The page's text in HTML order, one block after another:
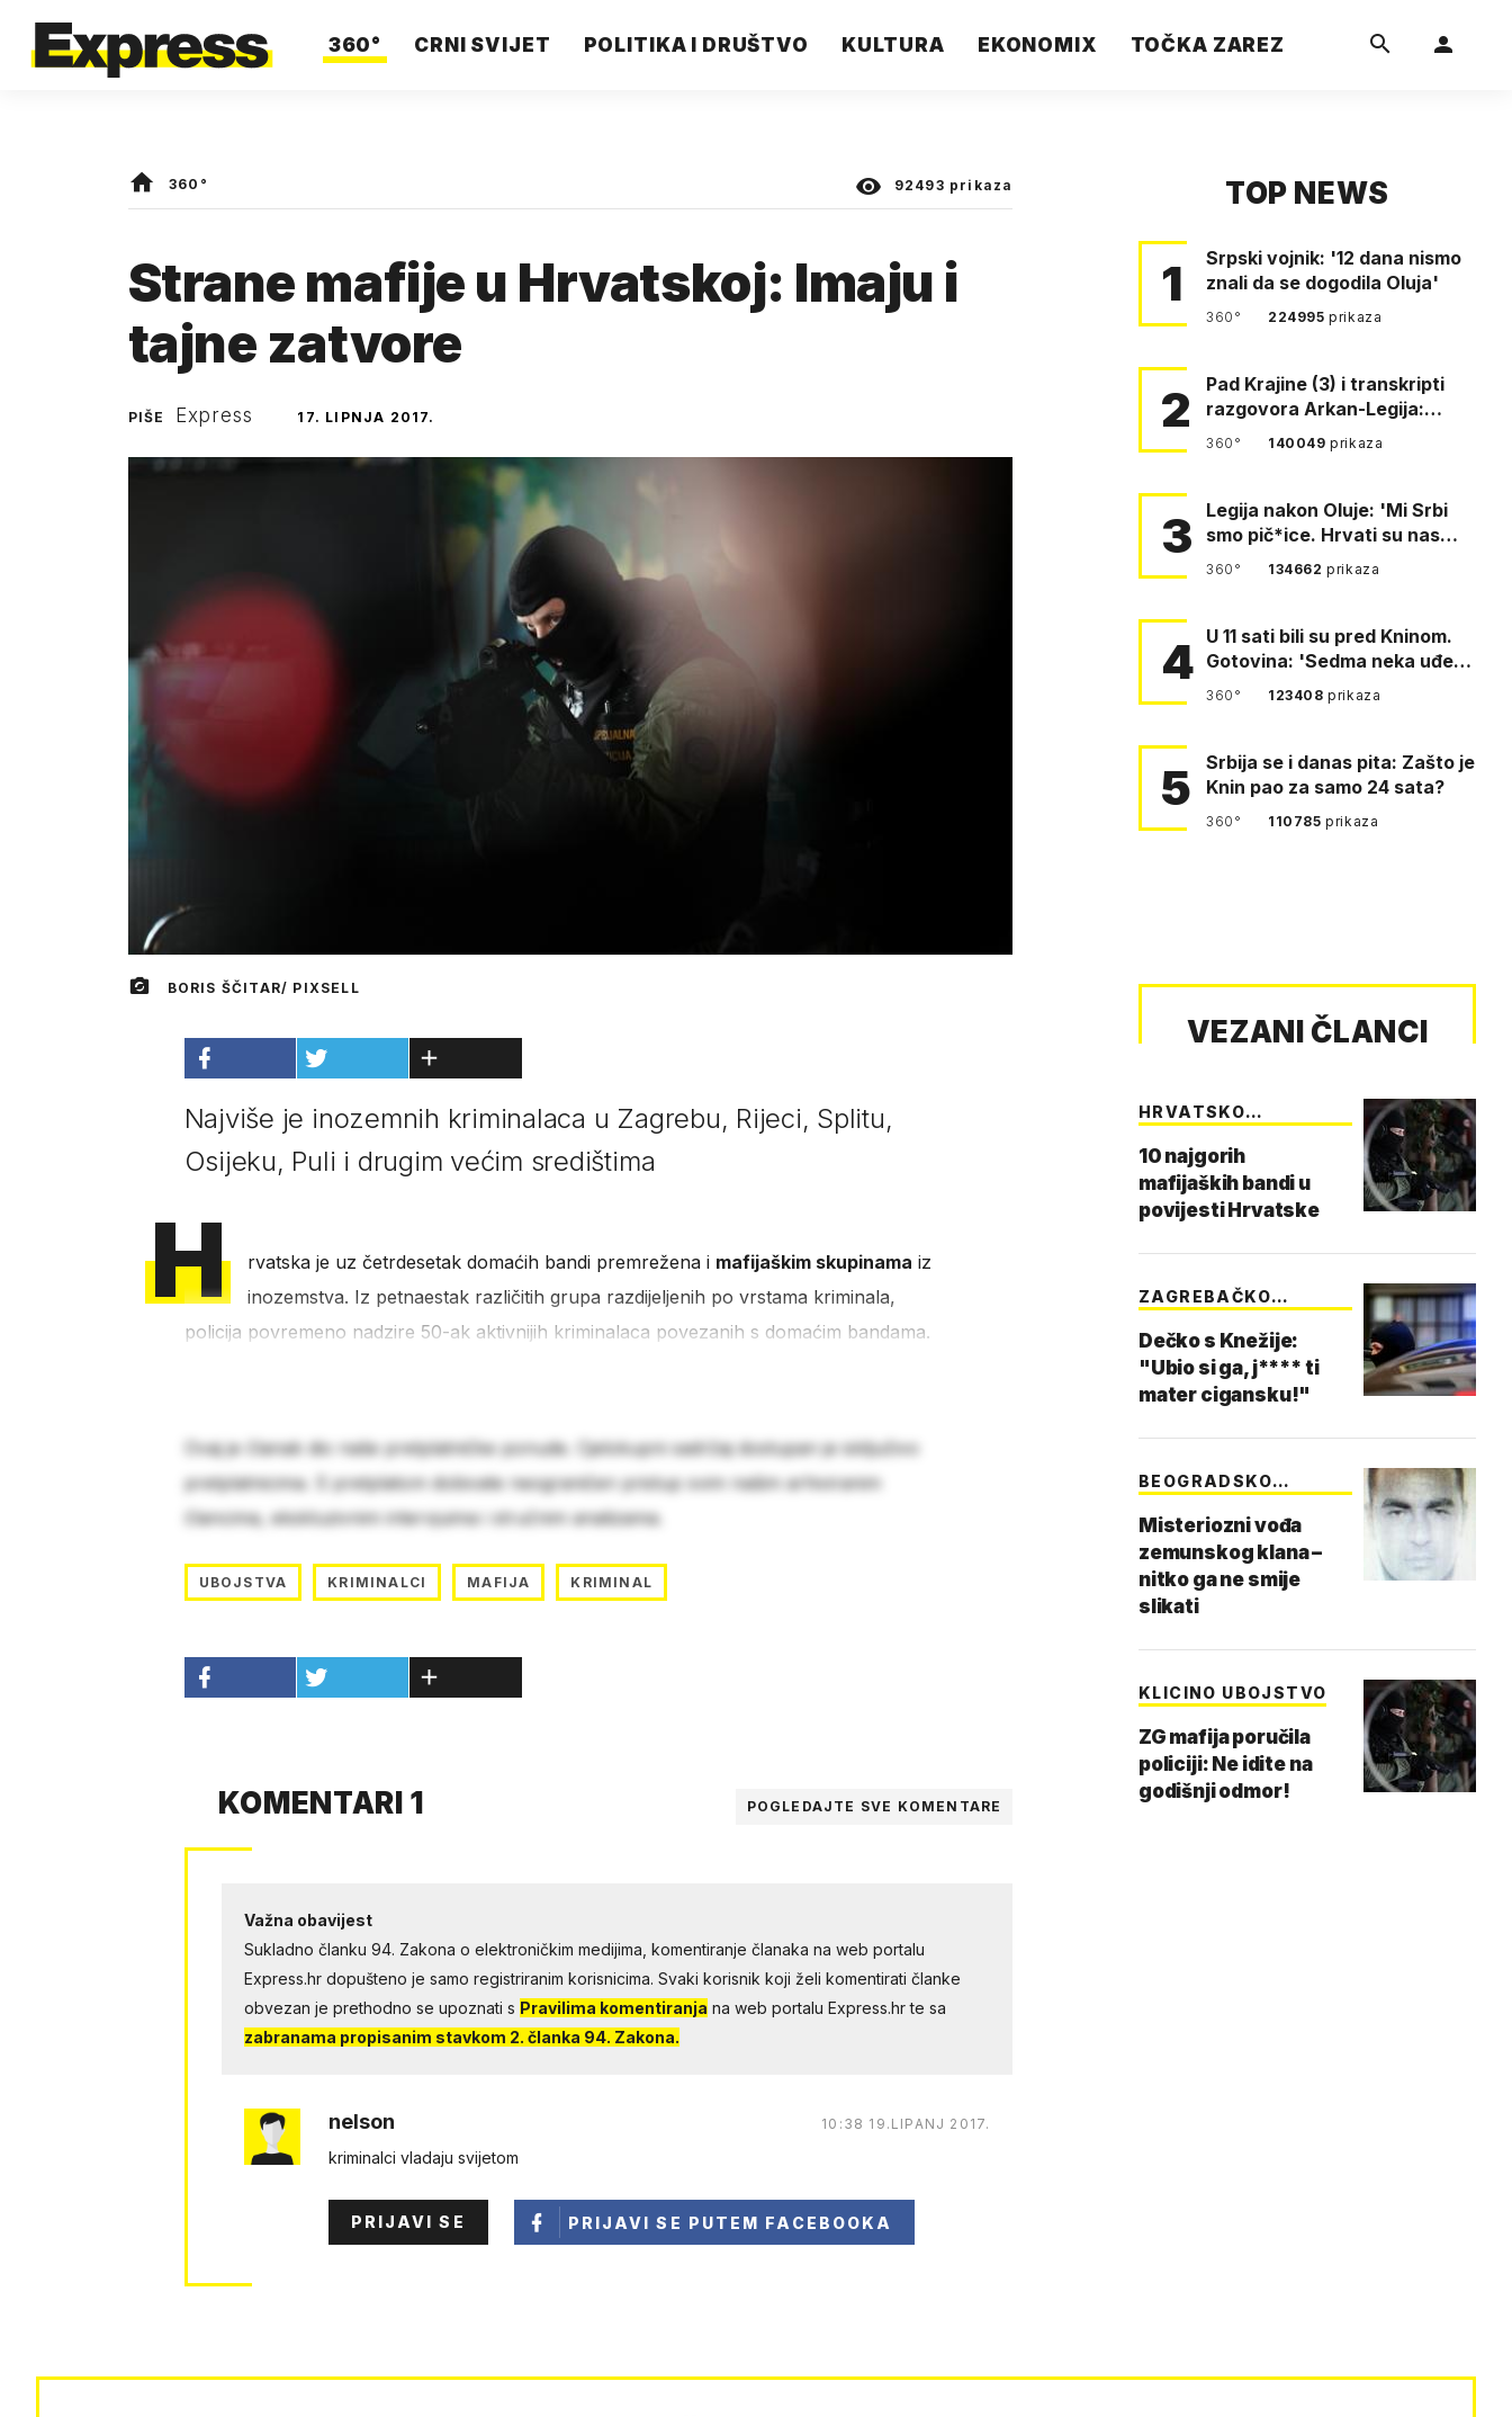
360° CRNI SVIJET POLITIKA I DRUŠTVO KULTURA EKONOMIX TOČKA ZAREZ
360° 92493 prikaza
Strane mafije u Hrvatskoj: Imaju i
tajne zatvore
PIŠE Express 17. LIPNJA 2017.
BORIS ŠČITAR/ PIXSELL
Najviše je inozemnih kriminalaca u Zagrebu, Rijeci, Splitu,
Osijeku, Puli i drugim većim središtima
H rvatska je uz četrdesetak domaćih bandi premrežena i mafijaškim skupinama iz
inozemstva. Iz petnaestak različitih grupa razdijeljenih po vrstama kriminala,
policija povremeno nadzire 50-ak aktivnijih kriminalaca povezanih s domaćim bandama.
Ovaj je članak dio naše pretplatničke ponude. Cjelokupni sadržaj dostupan je isključivo
pretplatnicima. S pretplatom dobivate neograničen pristup svim našim arhiviranim
člancima, ekskluzivnim intervjuima i stručnim analizama.
UBOJSTVA KRIMINALCI MAFIJA KRIMINAL
KOMENTARI 1 POGLEDAJTE SVE KOMENTARE
Važna obavijest
Sukladno članku 94. Zakona o elektroničkim medijima, komentiranje članaka na web portalu
Express.hr dopušteno je samo registriranim korisnicima. Svaki korisnik koji želi komentirati članke
obvezan je prethodno se upoznati s Pravilima komentiranja na web portalu Express.hr te sa
zabranama propisanim stavkom 2. članka 94. Zakona.
nelson 10:38 19.LIPANJ 2017.
kriminalci vladaju svijetom
PRIJAVI SE PRIJAVI SE PUTEM FACEBOOKA
TOP NEWS
1
Srpski vojnik: '12 dana nismo
znali da se dogodila Oluja'
360° 224995prikaza
2
Pad Krajine (3) i transkripti
razgovora Arkan-Legija:
'Čujem, prelazite ustašam…
360° 140049prikaza
3
Legija nakon Oluje: 'Mi Srbi
smo pič*ice. Hrvati su nas
pomeli!'
360° 134662prikaza
4 U 11 sati bili su pred Kninom.
Gotovina: 'Sedma neka uđe,
4. gardijska neka g…
360° 123408prikaza
5
Srbija se i danas pita: Zašto je
Knin pao za samo 24 sata?
360° 110785prikaza
VEZANI ČLANCI
HRVATSKO
10 najgorih
mafijaških bandi u
povijesti Hrvatske
ZAGREBAČKO
Dečko s Knežije:
"Ubio si ga, j**** ti
mater cigansku!"
BEOGRADSKO
Misteriozni vođa
zemunskog klana –
nitko ga ne smije
slikati
KLICINO UBOJSTVO
ZG mafija poručila
policiji: Ne idite na
godišnji odmor!